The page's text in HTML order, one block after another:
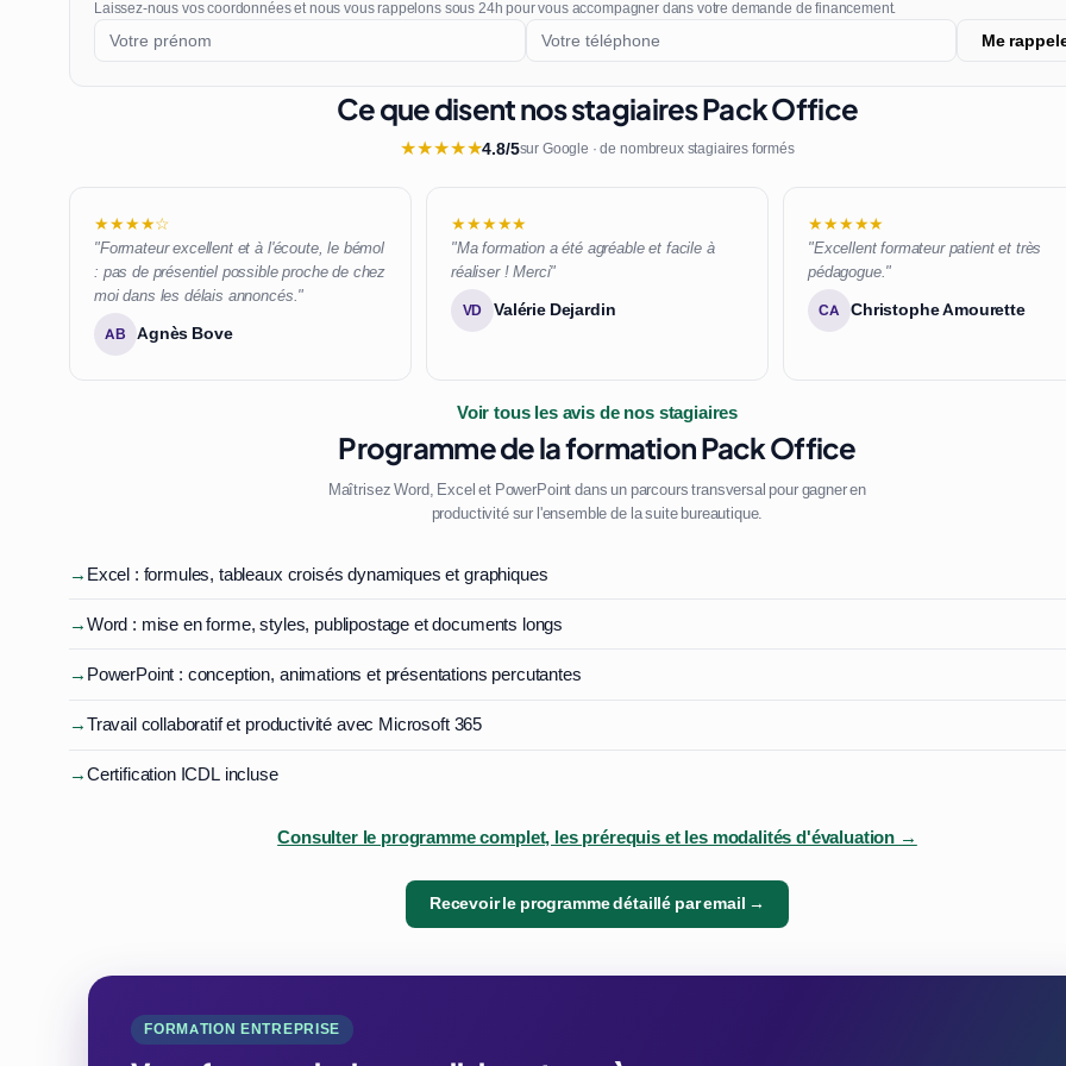
Laissez-nous vos coordonnées et nous vous rappelons sous 24h pour vous accompagner dans votre demande de financement.
Me
Ce que disent nos stagiaires Pack Office
★★★★★4.8/5sur Google · de nombreux stagiaires formés
★★★★☆
"Formateur excellent et à l'écoute, le bémol
: pas de présentiel possible proche de chez
moi dans les délais annoncés."
AB Agnès Bove
★★★★★
"Ma formation a été agréable et facile à
réaliser ! Merci"
VD Valérie Dejardin
★★★★★
"Excellent formateur patient et très
pédagogue."
CA Christophe Amourette
Voir tous les avis de nos stagiaires
Programme de la formation Pack Office
Maîtrisez Word, Excel et PowerPoint dans un parcours transversal pour gagner en
productivité sur l'ensemble de la suite bureautique.
→ Excel : formules, tableaux croisés dynamiques et graphiques
→Word : mise en forme, styles, publipostage et documents longs
→ PowerPoint : conception, animations et présentations percutantes
→Travail collaboratif et productivité avec Microsoft 365
→Certification ICDL incluse
Consulter le programme complet, les prérequis et les modalités d'évaluation →
Recevoir le programme détaillé par email →
FORMATION ENTREPRISE